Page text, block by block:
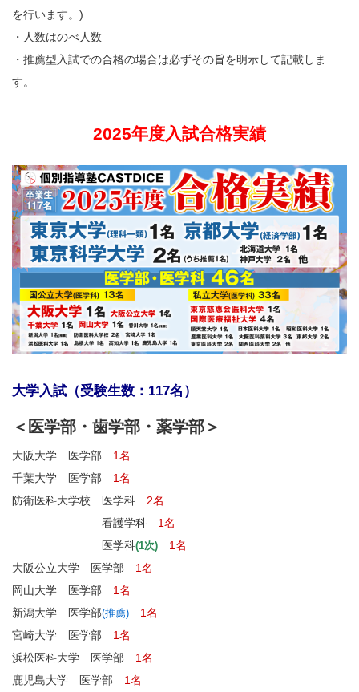
を行います。)
・人数はのべ人数
・推薦型入試での合格の場合は必ずその旨を明示して記載しま
す。
2025年度入試合格実績
大学入試（受験生数：117名）
＜医学部・歯学部・薬学部＞
大阪大学 医学部 1名
千葉大学 医学部 1名
防衛医科大学校 医学科 2名
看護学科 1名
医学科(1次)
1名
大阪公立大学 医学部 1名
岡山大学 医学部 1名
新潟大学 医学部(推薦)
1名
宮崎大学 医学部 1名
浜松医科大学 医学部 1名
鹿児島大学 医学部 1名